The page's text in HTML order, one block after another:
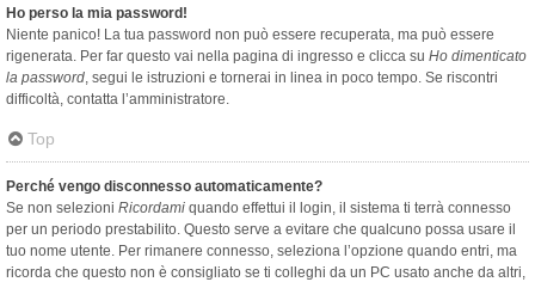
Ho perso la mia password!
Niente panico! La tua password non può essere recuperata, ma può essere
rigenerata. Per far questo vai nella pagina di ingresso e clicca su Ho dimenticato
la password, segui le istruzioni e tornerai in linea in poco tempo. Se riscontri
difficoltà, contatta l’amministratore.
Top
Perché vengo disconnesso automaticamente?
Se non selezioni Ricordami quando effettui il login, il sistema ti terrà connesso
per un periodo prestabilito. Questo serve a evitare che qualcuno possa usare il
tuo nome utente. Per rimanere connesso, seleziona l’opzione quando entri, ma
ricorda che questo non è consigliato se ti colleghi da un PC usato anche da altri,